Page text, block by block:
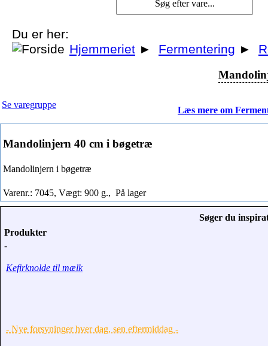
Du er her:
Hjemmeriet ► Fermentering ►
Se varegruppe
Læs mere om
Mandolinjern 40 cm i bøgetræ
Mandolinjern i bøgetræ
Varenr.: 7045, Vægt: 900 g., På lager
Søger du
Produkter
-
Kefirknolde til mælk
- Nye forsyninger hver dag, sen eftermiddag -